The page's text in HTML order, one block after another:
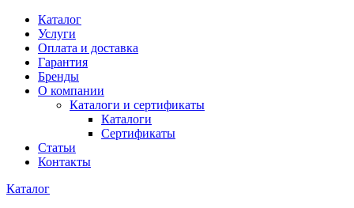
Каталог
Услуги
Оплата и доставка
Гарантия
Бренды
О компании
Каталоги и сертификаты
Каталоги
Сертификаты
Статьи
Контакты
Каталог